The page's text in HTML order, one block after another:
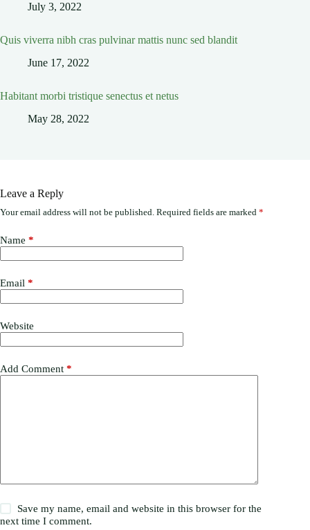
July 3, 2022
Quis viverra nibh cras pulvinar mattis nunc sed blandit
June 17, 2022
Habitant morbi tristique senectus et netus
May 28, 2022
Leave a Reply
Your email address will not be published. Required fields are marked *
Name *
Email *
Website
Add Comment *
Save my name, email and website in this browser for the
next time I comment.